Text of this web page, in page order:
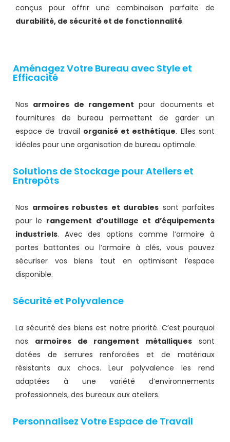
conçus pour offrir une combinaison parfaite de
durabilité, de sécurité et de fonctionnalité.
Aménagez Votre Bureau avec Style et
Efficacité
Nos armoires de rangement pour documents et
fournitures de bureau permettent de garder un
espace de travail organisé et esthétique. Elles sont
idéales pour une organisation de bureau optimale.
Solutions de Stockage pour Ateliers et
Entrepôts
Nos armoires robustes et durables sont parfaites
pour le rangement d’outillage et d’équipements
industriels. Avec des options comme l’armoire à
portes battantes ou l’armoire à clés, vous pouvez
sécuriser vos biens tout en optimisant l’espace
disponible.
Sécurité et Polyvalence
La sécurité des biens est notre priorité. C’est pourquoi
nos armoires de rangement métalliques sont
dotées de serrures renforcées et de matériaux
résistants aux chocs. Leur polyvalence les rend
adaptées à une variété d’environnements
professionnels, des bureaux aux ateliers.
Personnalisez Votre Espace de Travail